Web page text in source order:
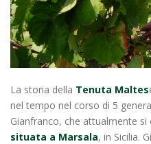
La storia della Tenuta Maltes
nel tempo nel corso di 5
Gianfranco, che attualmente si
situata a Marsala, in Sicilia.